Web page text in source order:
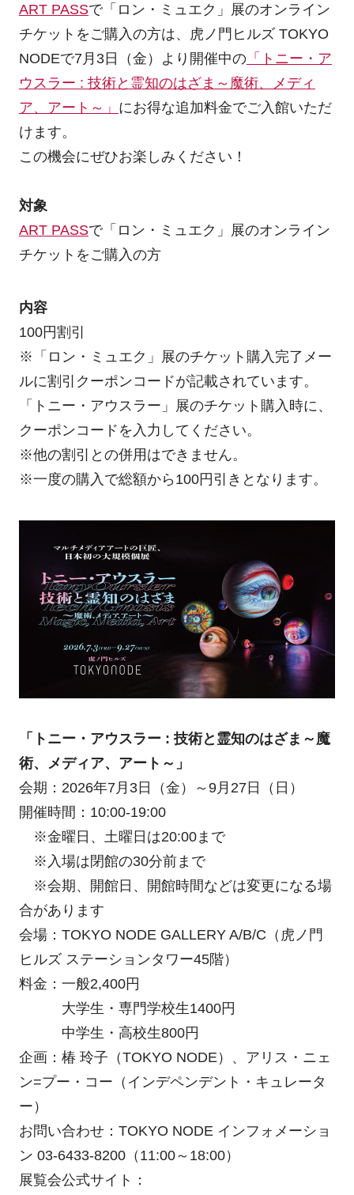
ART PASSで「ロン・ミュエク」展のオンライン
チケットをご購入の方は、虎ノ門ヒルズ TOKYO
NODEで7月3日（金）より開催中の「トニー・ア
ウスラー : 技術と霊知のはざま～魔術、メディ
ア、アート～」 にお得な追加料金でご入館いただ
けます。
この機会にぜひお楽しみください！
対象
ART PASSで「ロン・ミュエク」展のオンライン
チケットをご購入の方
内容
100円割引
※「ロン・ミュエク」展のチケット購入完了メー
ルに割引クーポンコードが記載されています。
「トニー・アウスラー」展のチケット購入時に、
クーポンコードを入力してください。
※他の割引との併用はできません。
※一度の購入で総額から100円引きとなります。
「トニー・アウスラー : 技術と霊知のはざま～魔
術、メディア、アート～」
会期：2026年7月3日（金）～9月27日（日）
開催時間：10:00-19:00
※金曜日、土曜日は20:00まで
※入場は閉館の30分前まで
※会期、開館日、開館時間などは変更になる場
合があります
会場：TOKYO NODE GALLERY A/B/C（⻁ノ⾨
ヒルズ ステーションタワー45階）
料金：一般2,400円
大学生・専門学校生1400円
中学生・高校生800円
企画：椿 玲子（TOKYO NODE）、アリス・ニェ
ン=プー・コー（インデペンデント・キュレータ
ー）
お問い合わせ：TOKYO NODE インフォメーショ
ン 03-6433-8200（11:00～18:00）
展覧会公式サイト：